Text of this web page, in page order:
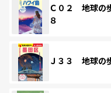
Ｃ０２ 地球の
８
Ｊ３３ 地球の